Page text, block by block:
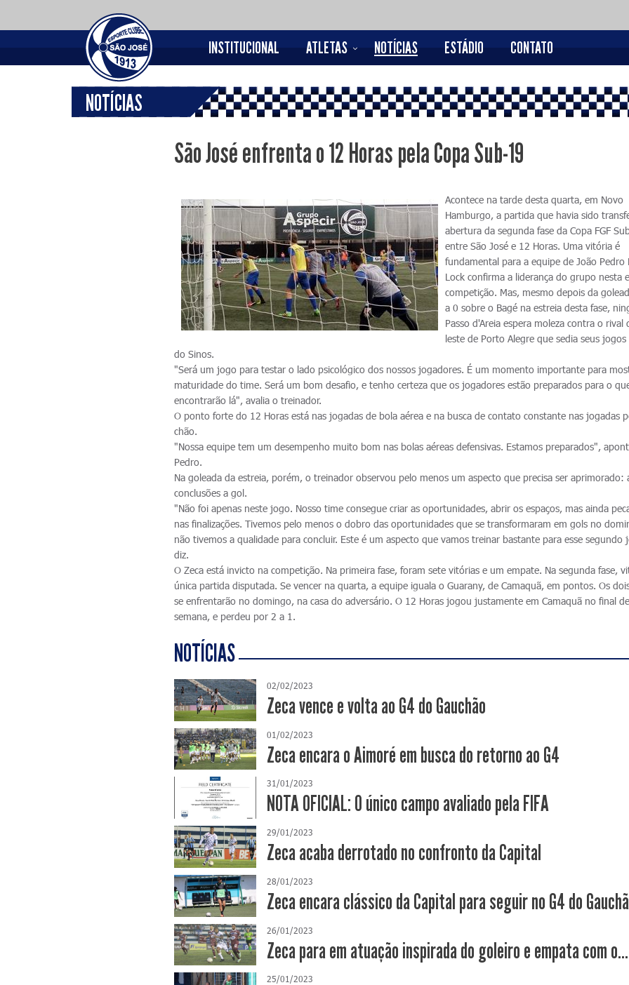
INSTITUCIONAL ATLETAS NOTÍCIAS ESTÁDIO CONTATO
NOTÍCIAS
São José enfrenta o 12 Horas pela Copa Sub-19
Acontece na tarde desta quarta, em Novo
Hamburgo, a partida que havia sido
abertura da segunda fase da Copa FGF
entre São José e 12 Horas. Uma vitória é
fundamental para a equipe de João Pedro
Lock confirma a liderança do grupo nesta
competição. Mas, mesmo depois da
a 0 sobre o Bagé na estreia desta fase,
Passo d'Areia espera moleza contra o rival
leste de Porto Alegre que sedia seus jogos
do Sinos.
"Será um jogo para testar o lado psicológico dos nossos jogadores. É um momento importante para
maturidade do time. Será um bom desafio, e tenho certeza que os jogadores estão preparados para o
encontrarão lá", avalia o treinador.
O ponto forte do 12 Horas está nas jogadas de bola aérea e na busca de contato constante nas jogadas
chão.
"Nossa equipe tem um desempenho muito bom nas bolas aéreas defensivas. Estamos preparados",
Pedro.
Na goleada da estreia, porém, o treinador observou pelo menos um aspecto que precisa ser aprimorado:
conclusões a gol.
"Não foi apenas neste jogo. Nosso time consegue criar as oportunidades, abrir os espaços, mas ainda
nas finalizações. Tivemos pelo menos o dobro das oportunidades que se transformaram em gols no
não tivemos a qualidade para concluir. Este é um aspecto que vamos treinar bastante para esse segundo
diz.
O Zeca está invicto na competição. Na primeira fase, foram sete vitórias e um empate. Na segunda fase,
única partida disputada. Se vencer na quarta, a equipe iguala o Guarany, de Camaquã, em pontos. Os
se enfrentarão no domingo, na casa do adversário. O 12 Horas jogou justamente em Camaquã no final
semana, e perdeu por 2 a 1.
NOTÍCIAS
02/02/2023
Zeca vence e volta ao G4 do Gauchão
01/02/2023
Zeca encara o Aimoré em busca do retorno ao G4
31/01/2023
NOTA OFICIAL: O único campo avaliado pela FIFA
29/01/2023
Zeca acaba derrotado no confronto da Capital
28/01/2023
Zeca encara clássico da Capital para seguir no G4 do
26/01/2023
Zeca para em atuação inspirada do goleiro e empata com o...
25/01/2023